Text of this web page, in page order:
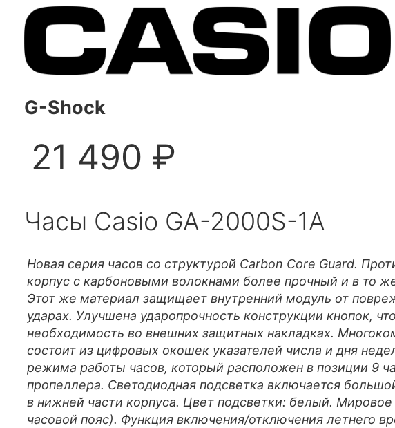
G-Shock
21 490 ₽
Часы Casio GA-2000S-1A
Новая серия часов со структурой Carbon Core Guard.
корпус с карбоновыми волокнами более прочный и в то
Этот же материал защищает внутренний модуль от
ударах. Улучшена ударопрочность конструкции кнопок,
необходимость во внешних защитных накладках.
состоит из цифровых окошек указателей числа и дня
режима работы часов, который расположен в позиции 9
пропеллера. Светодиодная подсветка включается
в нижней части корпуса. Цвет подсветки: белый.
часовой пояс). Функция включения/отключения летнего